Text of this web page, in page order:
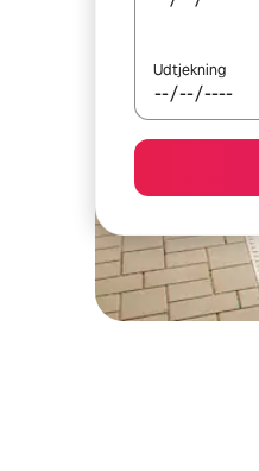
Udtjekning